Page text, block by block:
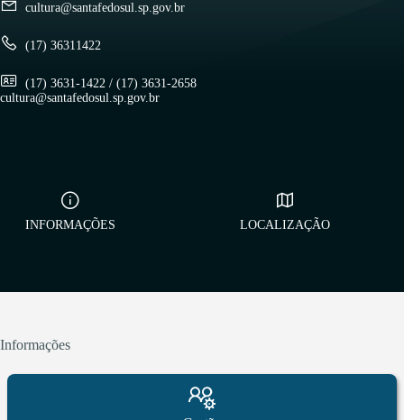
cultura@santafedosul.sp.gov.br
(17) 36311422
(17) 3631-1422 / (17) 3631-2658
cultura@santafedosul.sp.gov.br
INFORMAÇÕES LOCALIZAÇÃO
Informações